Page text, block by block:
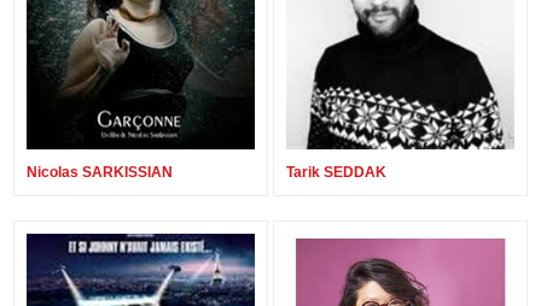
Nicolas SARKISSIAN Tarik SEDDAK